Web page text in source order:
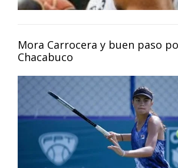
Mora Carrocera y buen paso
Chacabuco